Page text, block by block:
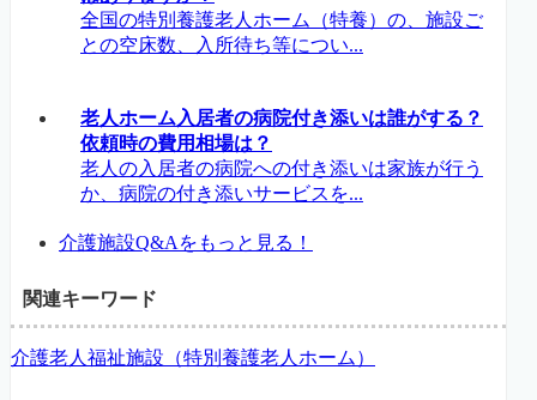
全国の特別養護老人ホーム（特養）の、施設ご
との空床数、入所待ち等につい...
老人ホーム入居者の病院付き添いは誰がする？
依頼時の費用相場は？
老人の入居者の病院への付き添いは家族が行う
か、病院の付き添いサービスを...
介護施設Q&Aをもっと見る！
関連キーワード
介護老人福祉施設（特別養護老人ホーム）